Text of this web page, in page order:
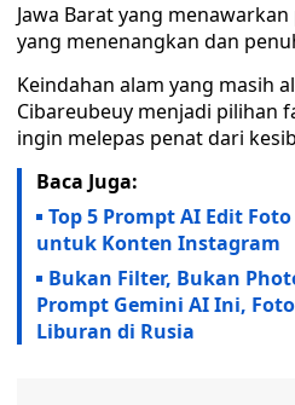
Jawa Barat yang
yang menenangkan dan
Keindahan alam yang masih
Cibareubeuy menjadi pilihan
ingin melepas penat dari
Baca Juga:
Top 5 Prompt AI Edit
untuk Konten Instagram
Bukan Filter, Bukan
Prompt Gemini AI Ini,
Liburan di Rusia